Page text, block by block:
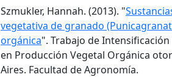
Szmukler, Hannah. (2013). "
vegetativa de granado
orgánica". Trabajo de
en Producción Vegetal Orgánica
Aires. Facultad de Agronomía.